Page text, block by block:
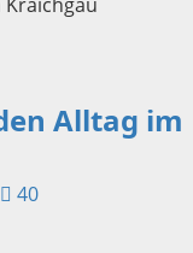
Alltag im
40